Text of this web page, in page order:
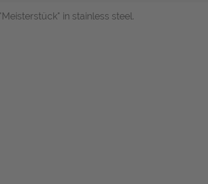
in stainless steel.